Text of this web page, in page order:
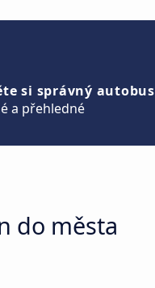
si správný autobus
a přehledné
do města